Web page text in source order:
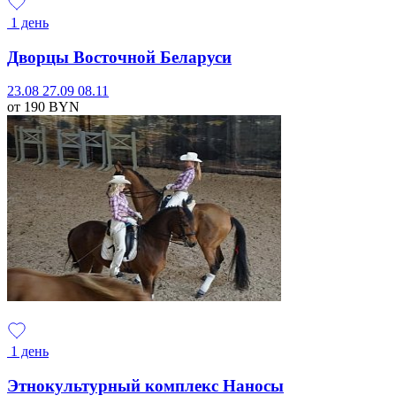
1 день
Дворцы Восточной Беларуси
23.08 27.09 08.11
от 190 BYN
1 день
Этнокультурный комплекс Наносы